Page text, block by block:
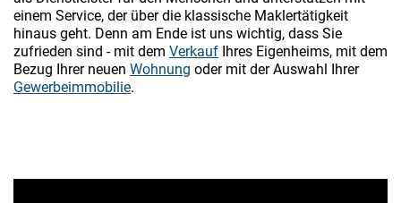
einem Service, der über die klassische Maklertätigkeit
hinaus geht. Denn am Ende ist uns wichtig, dass Sie
zufrieden sind - mit dem Verkauf Ihres Eigenheims, mit dem
Bezug Ihrer neuen Wohnung oder mit der Auswahl Ihrer
Gewerbeimmobilie.